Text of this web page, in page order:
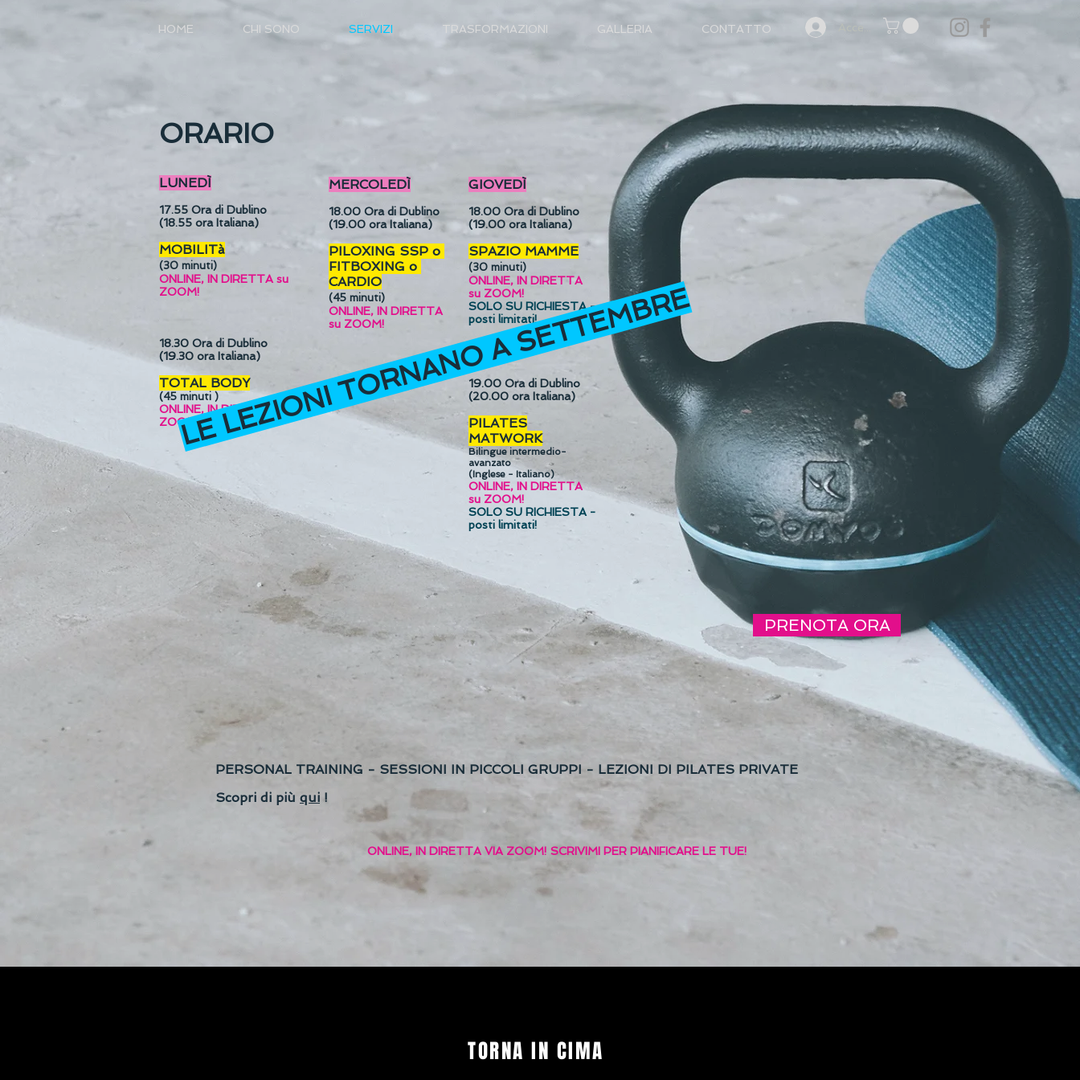
HOME CHI SONO SERVIZI TRASFORMAZIONI GALLERIA CONTATTO
ORARIO
LUNEDÌ
17.55 Ora di Dublino
(18.55 ora Italiana)
MOBILITà
(30 minuti)
ONLINE, IN DIRETTA su
ZOOM!
18.30 Ora di Dublino
(19.30 ora Italiana)
TOTAL BODY
(45 minuti )
ONLINE, IN DIRETTA su
ZOOM!
MERCOLEDÌ
18.00 Ora di Dublino
(19.00 ora Italiana)
PILOXING SSP o
FITBOXING o
CARDIO
(45 minuti)
ONLINE, IN DIRETTA
su ZOOM!
GIOVEDÌ
18.00 Ora di Dublino
(19.00 ora Italiana)
SPAZIO MAMME
(30 minuti)
ONLINE, IN DIRETTA
su ZOOM!
SOLO SU RICHIESTA -
posti limitati!
19.00 Ora di Dublino
(20.00 ora Italiana)
PILATES
MATWORK
Bilingue intermedio-
avanzato
(Inglese - Italiano)
ONLINE, IN DIRETTA
su ZOOM!
SOLO SU RICHIESTA -
posti limitati!
PRENOTA ORA
LE LEZIONI TORNANO A SETTEMBRE
​
PERSONAL TRAINING - SESSIONI IN PICCOLI GRUPPI - LEZIONI DI PILATES PRIVATE
Scopri di più qui !
ONLINE, IN DIRETTA VIA ZOOM! SCRIVIMI PER PIANIFICARE LE TUE!
TORNA IN CIMA